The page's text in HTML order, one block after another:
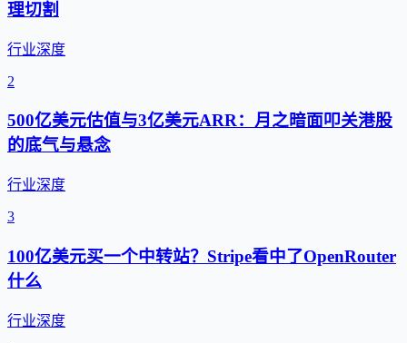
理切割
行业深度
2
500亿美元估值与3亿美元ARR：月之暗面叩关港股
的底气与悬念
行业深度
3
100亿美元买一个中转站？Stripe看中了OpenRouter
什么
行业深度